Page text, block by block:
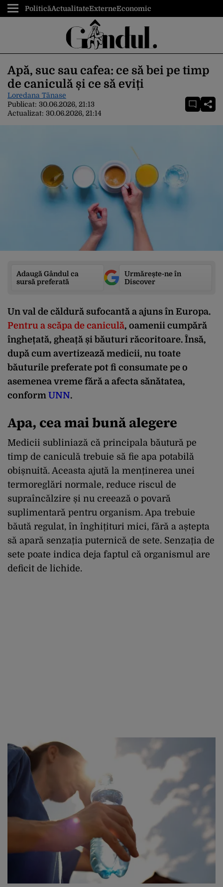
PoliticăActualitateExterneEconomic
Apă, suc sau cafea: ce să bei pe timp
de caniculă și ce să eviți
Loredana Tănase
Publicat: 30.06.2026, 21:13
Actualizat: 30.06.2026, 21:14
Adaugă Gândul ca
sursă preferată
Urmărește-ne în
Discover
Un val de căldură sufocantă a ajuns în Europa.
Pentru a scăpa de caniculă, oamenii cumpără
înghețată, gheață și băuturi răcoritoare. Însă,
după cum avertizează medicii, nu toate
băuturile preferate pot fi consumate pe o
asemenea vreme fără a afecta sănătatea,
conform UNN.
Apa, cea mai bună alegere
Medicii subliniază că principala băutură pe
timp de caniculă trebuie să fie apa potabilă
obișnuită. Aceasta ajută la menținerea unei
termoreglări normale, reduce riscul de
supraîncălzire și nu creează o povară
suplimentară pentru organism. Apa trebuie
băută regulat, în înghițituri mici, fără a aștepta
să apară senzația puternică de sete. Senzația de
sete poate indica deja faptul că organismul are
deficit de lichide.